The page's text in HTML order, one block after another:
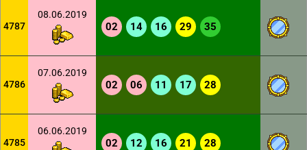
4787
08.06.2019
02 14 16 29 35
4786
07.06.2019
02 06 11 17 28
4785
06.06.2019
02 12 16 21 28